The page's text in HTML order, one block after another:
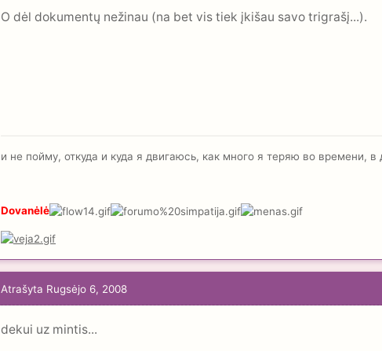
O dėl dokumentų nežinau (na bet vis tiek įkišau savo trigrašį...).
и не пойму, откуда и куда я двигаюсь, как много я теряю во времени,
Dovanėlė
Atrašyta Rugsėjo 6, 2008
dekui uz mintis...